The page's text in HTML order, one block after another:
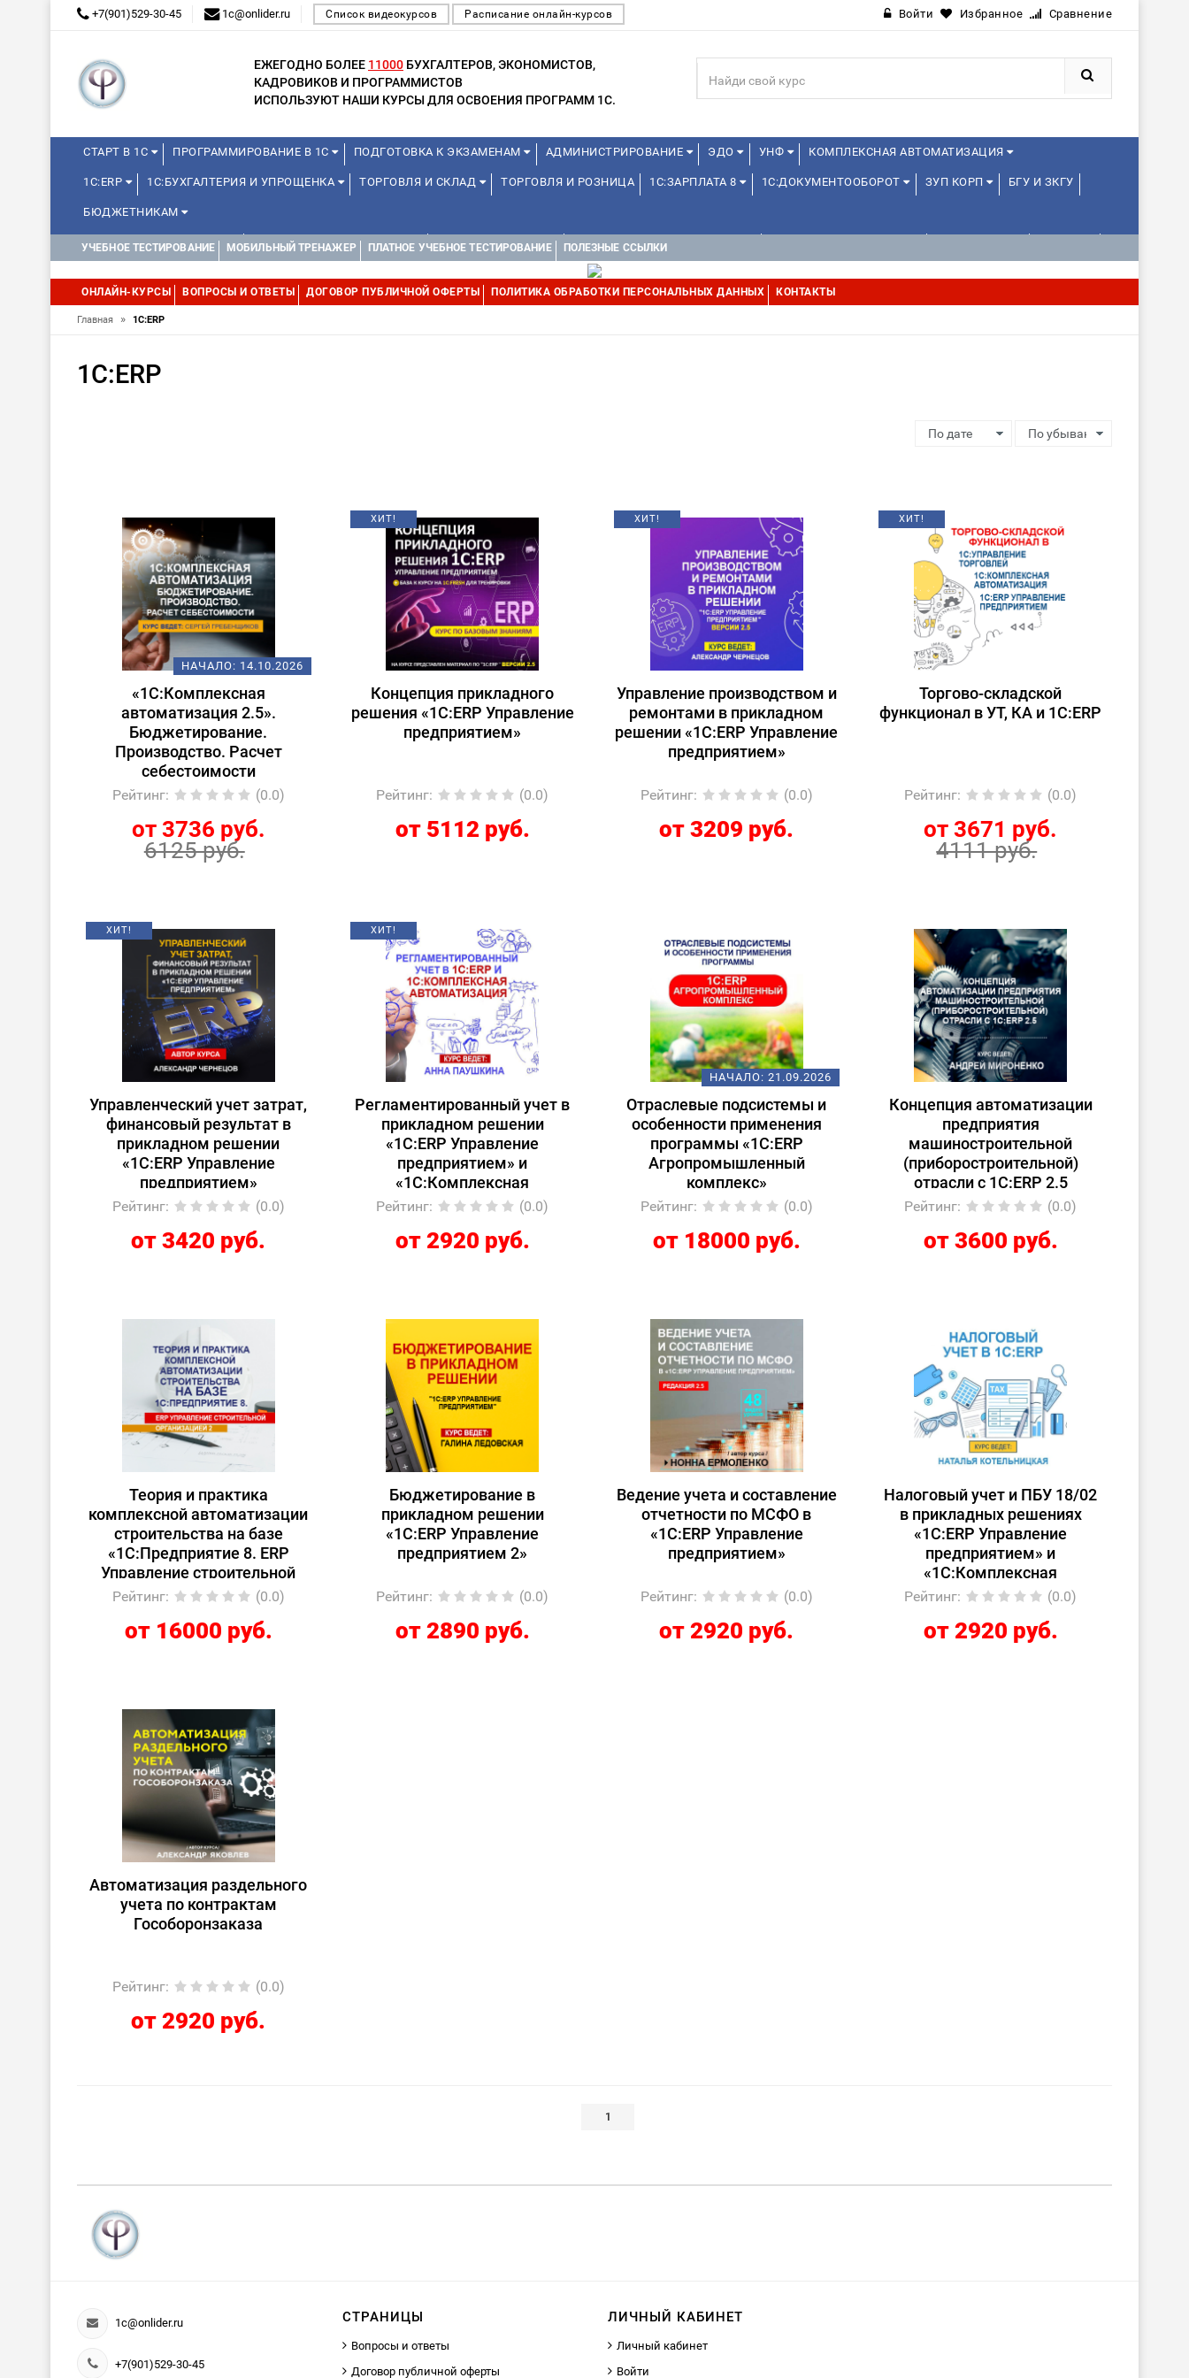
+7(901)529-30-45 1c@onlider.ru Список видеокурсов Расписание онлайн-курсов Войти Избранное Сравнение
ЕЖЕГОДНО БОЛЕЕ 11000 БУХГАЛТЕРОВ, ЭКОНОМИСТОВ,
КАДРОВИКОВ И ПРОГРАММИСТОВ
ИСПОЛЬЗУЮТ НАШИ КУРСЫ ДЛЯ ОСВОЕНИЯ ПРОГРАММ 1С.
СТАРТ В 1С ПРОГРАММИРОВАНИЕ В 1С ПОДГОТОВКА К ЭКЗАМЕНАМ АДМИНИСТРИРОВАНИЕ ЭДО УНФ КОМПЛЕКСНАЯ АВТОМАТИЗАЦИЯ
1С:ERP 1С:БУХГАЛТЕРИЯ И УПРОЩЕНКА ТОРГОВЛЯ И СКЛАД ТОРГОВЛЯ И РОЗНИЦА 1С:ЗАРПЛАТА 8 1С:ДОКУМЕНТООБОРОТ ЗУП КОРП БГУ И ЗКГУ
БЮДЖЕТНИКАМ
КУРСЫ ДЛЯ ШКОЛЬНИКОВ ДИСТАНЦИОННАЯ ШКОЛА 1С ДЛЯ ШКОЛЬНИКОВ 1С:УПРАВЛЕНИЕ ХОЛДИНГОМ
УЧЕБНОЕ ТЕСТИРОВАНИЕ МОБИЛЬНЫЙ ТРЕНАЖЕР ПЛАТНОЕ УЧЕБНОЕ ТЕСТИРОВАНИЕ ПОЛЕЗНЫЕ ССЫЛКИ
ОНЛАЙН-КУРСЫ ВОПРОСЫ И ОТВЕТЫ ДОГОВОР ПУБЛИЧНОЙ ОФЕРТЫ ПОЛИТИКА ОБРАБОТКИ ПЕРСОНАЛЬНЫХ ДАННЫХ КОНТАКТЫ
Главная » 1С:ERP
1С:ERP
НАЧАЛО: 14.10.2026
«1С:Комплексная
автоматизация 2.5».
Бюджетирование.
Производство. Расчет
себестоимости
Рейтинг: (0.0)
от 3736 руб.
6125 руб.
ХИТ!
Концепция прикладного
решения «1С:ERP Управление
предприятием»
Рейтинг: (0.0)
от 5112 руб.
ХИТ!
Управление производством и
ремонтами в прикладном
решении «1С:ERP Управление
предприятием»
Рейтинг: (0.0)
от 3209 руб.
ХИТ!
Торгово-складской
функционал в УТ, КА и 1С:ERP
Рейтинг: (0.0)
от 3671 руб.
4111 руб.
ХИТ!
Управленческий учет затрат,
финансовый результат в
прикладном решении
«1С:ERP Управление
предприятием»
Рейтинг: (0.0)
от 3420 руб.
ХИТ!
Регламентированный учет в
прикладном решении
«1С:ERP Управление
предприятием» и
«1С:Комплексная
автоматизация»
Рейтинг: (0.0)
от 2920 руб.
НАЧАЛО: 21.09.2026
Отраслевые подсистемы и
особенности применения
программы «1С:ERP
Агропромышленный
комплекс»
Рейтинг: (0.0)
от 18000 руб.
Концепция автоматизации
предприятия
машиностроительной
(приборостроительной)
отрасли с 1С:ERP 2.5
Рейтинг: (0.0)
от 3600 руб.
Теория и практика
комплексной автоматизации
строительства на базе
«1С:Предприятие 8. ERP
Управление строительной
организацией 2»
Рейтинг: (0.0)
от 16000 руб.
Бюджетирование в
прикладном решении
«1С:ERP Управление
предприятием 2»
Рейтинг: (0.0)
от 2890 руб.
Ведение учета и составление
отчетности по МСФО в
«1С:ERP Управление
предприятием»
Рейтинг: (0.0)
от 2920 руб.
Налоговый учет и ПБУ 18/02
в прикладных решениях
«1С:ERP Управление
предприятием» и
«1С:Комплексная
автоматизация»
Рейтинг: (0.0)
от 2920 руб.
Автоматизация раздельного
учета по контрактам
Гособоронзаказа
Рейтинг: (0.0)
от 2920 руб.
1
1c@onlider.ru
+7(901)529-30-45
СТРАНИЦЫ
Вопросы и ответы
Договор публичной оферты
ЛИЧНЫЙ КАБИНЕТ
Личный кабинет
Войти